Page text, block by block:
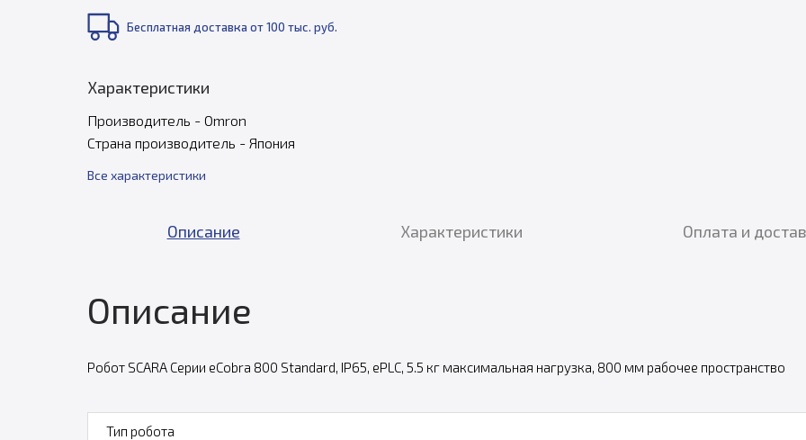
Бесплатная доставка от 100 тыс. руб.
Характеристики
Производитель - Omron
Страна производитель - Япония
Все характеристики
Описание Характеристики Оплата и
Описание
Робот SCARA Серии eCobra 800 Standard, IP65, ePLC, 5.5 кг максимальная нагрузка, 800 мм рабочее пространство
Тип робота